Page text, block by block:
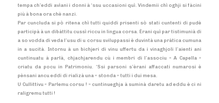
tempa ch’eddi avìani i donni à ‘ssu uccasioni quì. Vindemii chì oghji si fàcini
più à bona ora chè nanzi.
Par cuncluda si pò ritena chì tutti quiddi prisenti sò stati cuntenti di pudè
participà à un dibàttitu cussì riccu in lingua corsa. Èrani quì par tistimunià di
a so vodda di veda l’usu di u corsu sviluppassi è duvintà una pràtica cumuna
in a sucità. Intornu à un bichjeri di vinu uffertu da i vinaghjoli l’aienti ani
cuntinuatu à parlà, chjachjarendu cù i membri di l’associu « A Capella »
criatu da pocu in Patrimoniu. ‘Ssi parsoni s’èrani affaccati numarosi è
pènsani ancu eddi di rializà una « stonda » tutti i dui mesa.
U Cullittivu « Parlemu corsu ! » cuntinueghja à suminà daretu ad eddu è ci ni
raligremu tutti !